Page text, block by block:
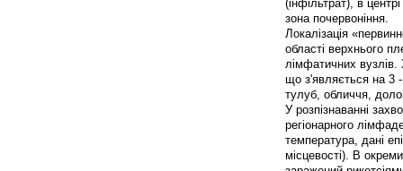
(інфільтрат), в
зона почервоніння.
Локалізація
області верхнього
лімфатичних
що з'являється на 3
тулуб, обличчя,
У розпізнаванні
регіонарного
температура, дані
місцевості). В